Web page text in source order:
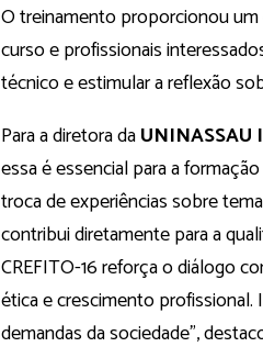
O treinamento proporcionou
curso e profissionais
técnico e estimular a reflexão
Para a diretora da
essa é essencial para a
troca de experiências sobre
contribui diretamente para a
CREFITO-16 reforça o diálogo
ética e crescimento profissional.
demandas da sociedade”,